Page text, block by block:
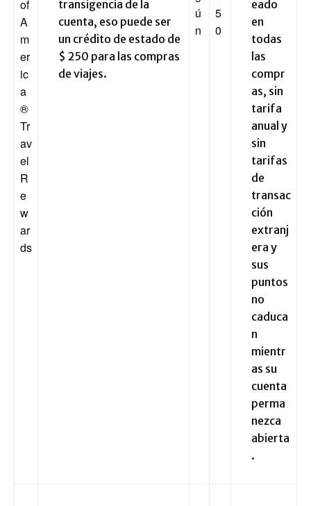
of
A
m
er
ic
a
®
Tr
av
el
R
e
w
ar
ds
transigencia de la
cuenta, eso puede ser
un crédito de estado de
$ 250 para las compras
de viajes.
ú
n
5
0
eado
en
todas
las
compr
as, sin
tarifa
anual y
sin
tarifas
de
transac
ción
extranj
era y
sus
puntos
no
caduca
n
mientr
as su
cuenta
perma
nezca
abierta
.